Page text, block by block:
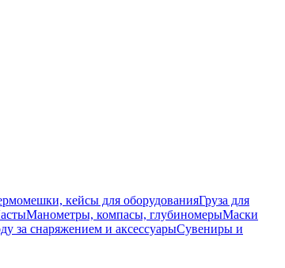
кейсы для оборудованияГруза для
Манометры, компасы, глубиномерыМаски
за снаряжением и аксессуарыСувениры и